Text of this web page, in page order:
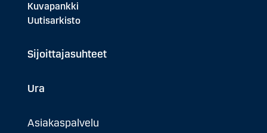
Kuvapankki
Uutisarkisto
Sijoittajasuhteet
Ura
Asiakaspalvelu